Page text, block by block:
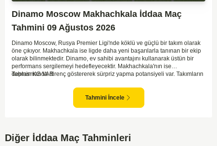
Dinamo Moscow Makhachkala İddaa Maç
Tahmini 09 Ağustos 2026
Dinamo Moscow, Rusya Premier Ligi'nde köklü ve güçlü bir takım olarak
öne çıkıyor. Makhachkala ise ligde daha yeni başarılarla tanınan bir ekip
olarak bilinmektedir. Dinamo, ev sahibi avantajını kullanarak üstün bir
performans sergilemeyi hedefleyecektir. Makhachkala'nın ise
deplasmanda direnç göstererek sürpriz yapma potansiyeli var. Takımların
karşılıklı goller izleyebileceğimiz bir mücadele olası görünüyor. Taktiksel
açıdan dengeli bir maç olması beklenirken, seyir zevki yüksek bir
karşılaşma bizleri bekliyor.
Tahmin KG VAR
Tahmini İncele
Diğer İddaa Maç Tahminleri